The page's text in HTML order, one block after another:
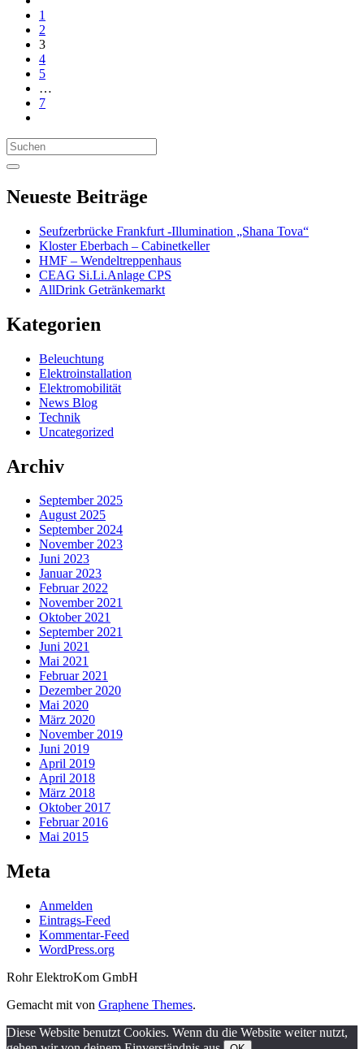
1
2
3
4
5
…
7
Search
for:
Neueste Beiträge
Seufzerbrücke Frankfurt -Illumination „Shana Tova“
Kloster Eberbach – Cabinetkeller
HMF – Wendeltreppenhaus
CEAG Si.Li.Anlage CPS
AllDrink Getränkemarkt
Kategorien
Beleuchtung
Elektroinstallation
Elektromobilität
News Blog
Technik
Uncategorized
Archiv
September 2025
August 2025
September 2024
November 2023
Juni 2023
Januar 2023
Februar 2022
November 2021
Oktober 2021
September 2021
Juni 2021
Mai 2021
Februar 2021
Dezember 2020
Mai 2020
März 2020
November 2019
Juni 2019
April 2019
April 2018
März 2018
Oktober 2017
Februar 2016
Mai 2015
Meta
Anmelden
Eintrags-Feed
Kommentar-Feed
WordPress.org
Rohr ElektroKom GmbH
Gemacht mit von Graphene Themes.
Diese Website benutzt Cookies. Wenn du die Website weiter nutzt,